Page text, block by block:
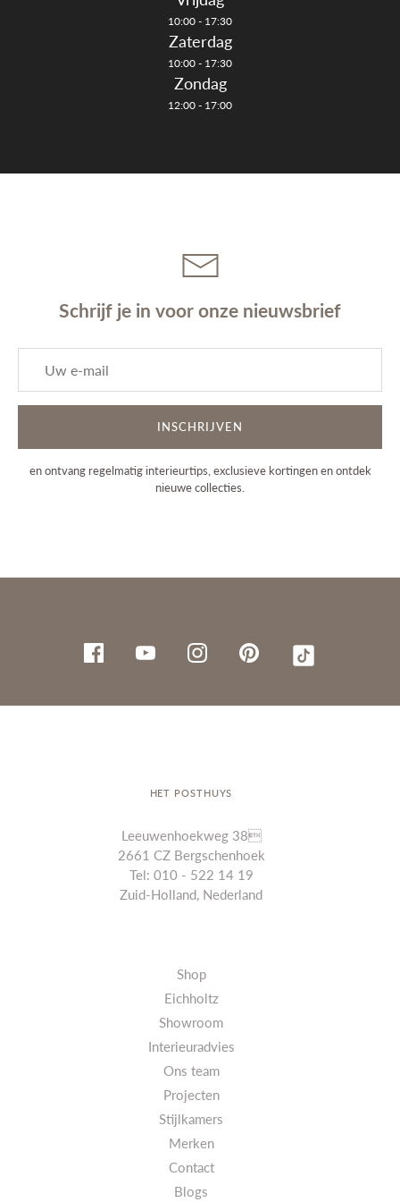
10:00 - 17:30
Zaterdag
10:00 - 17:30
Zondag
12:00 - 17:00
Schrijf je in voor onze nieuwsbrief
INSCHRIJVEN
en ontvang regelmatig interieurtips, exclusieve kortingen en ontdek
nieuwe collecties.
HET POSTHUYS
Leeuwenhoekweg 38
2661 CZ Bergschenhoek
Tel: 010 - 522 14 19
Zuid-Holland, Nederland
Shop
Eichholtz
Showroom
Interieuradvies
Ons team
Projecten
Stijlkamers
Merken
Contact
Blogs